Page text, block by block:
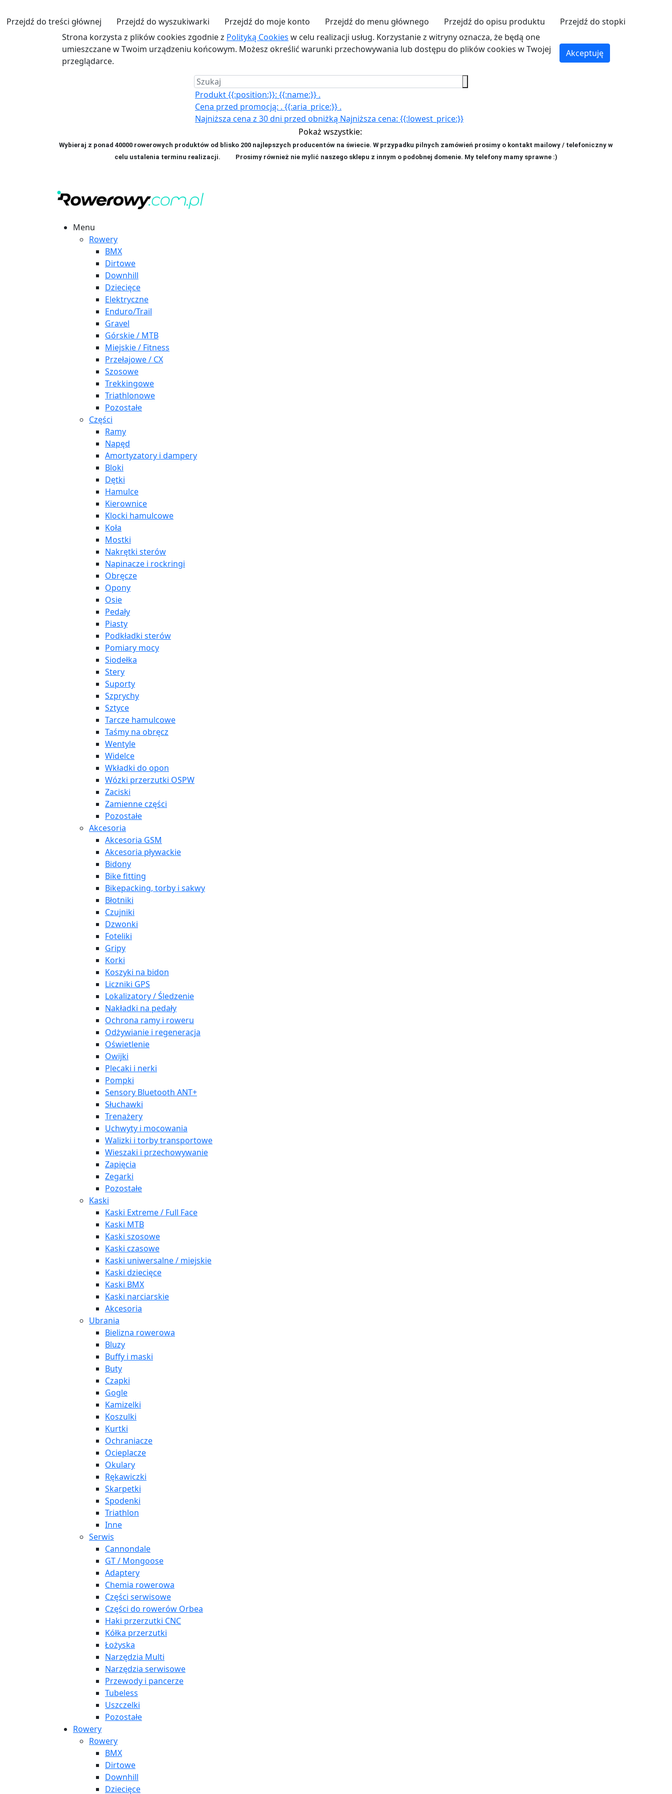
Przejdź do treści głównej Przejdź do wyszukiwarki Przejdź do moje konto Przejdź do menu głównego Przejdź do opisu produktu
Przejdź do stopki
Strona korzysta z plików cookies zgodnie z Polityką Cookies w celu realizacji usług. Korzystanie z witryny oznacza, że będą one
umieszczane w Twoim urządzeniu końcowym. Możesz określić warunki przechowywania lub dostępu do plików cookies w Twojej
przeglądarce.
Akceptuję
Produkt {{:position:}}: {{:name:}} .
Cena przed promocją: . {{:aria_price:}} .
Najniższa cena z 30 dni przed obniżką Najniższa cena: {{:lowest_price:}}
Pokaż wszystkie:
Wybieraj z ponad 40000 rowerowych produktów od blisko 200 najlepszych producentów na świecie. W przypadku pilnych zamówień prosimy o kontakt mailowy / telefoniczny w
celu ustalenia terminu realizacji. Prosimy również nie mylić naszego sklepu z innym o podobnej domenie. My telefony mamy sprawne :)
Menu
Rowery
BMX
Dirtowe
Downhill
Dziecięce
Elektryczne
Enduro/Trail
Gravel
Górskie / MTB
Miejskie / Fitness
Przełajowe / CX
Szosowe
Trekkingowe
Triathlonowe
Pozostałe
Części
Ramy
Napęd
Amortyzatory i dampery
Bloki
Dętki
Hamulce
Kierownice
Klocki hamulcowe
Koła
Mostki
Nakrętki sterów
Napinacze i rockringi
Obręcze
Opony
Osie
Pedały
Piasty
Podkładki sterów
Pomiary mocy
Siodełka
Stery
Suporty
Szprychy
Sztyce
Tarcze hamulcowe
Taśmy na obręcz
Wentyle
Widelce
Wkładki do opon
Wózki przerzutki OSPW
Zaciski
Zamienne części
Pozostałe
Akcesoria
Akcesoria GSM
Akcesoria pływackie
Bidony
Bike fitting
Bikepacking, torby i sakwy
Błotniki
Czujniki
Dzwonki
Foteliki
Gripy
Korki
Koszyki na bidon
Liczniki GPS
Lokalizatory / Śledzenie
Nakładki na pedały
Ochrona ramy i roweru
Odżywianie i regeneracja
Oświetlenie
Owijki
Plecaki i nerki
Pompki
Sensory Bluetooth ANT+
Słuchawki
Trenażery
Uchwyty i mocowania
Walizki i torby transportowe
Wieszaki i przechowywanie
Zapięcia
Zegarki
Pozostałe
Kaski
Kaski Extreme / Full Face
Kaski MTB
Kaski szosowe
Kaski czasowe
Kaski uniwersalne / miejskie
Kaski dziecięce
Kaski BMX
Kaski narciarskie
Akcesoria
Ubrania
Bielizna rowerowa
Bluzy
Buffy i maski
Buty
Czapki
Gogle
Kamizelki
Koszulki
Kurtki
Ochraniacze
Ocieplacze
Okulary
Rękawiczki
Skarpetki
Spodenki
Triathlon
Inne
Serwis
Cannondale
GT / Mongoose
Adaptery
Chemia rowerowa
Części serwisowe
Części do rowerów Orbea
Haki przerzutki CNC
Kółka przerzutki
Łożyska
Narzędzia Multi
Narzędzia serwisowe
Przewody i pancerze
Tubeless
Uszczelki
Pozostałe
Rowery
Rowery
BMX
Dirtowe
Downhill
Dziecięce